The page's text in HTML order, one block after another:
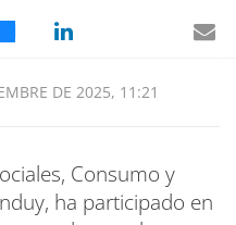
DE 2025, 11:21
Consumo y
ha participado en